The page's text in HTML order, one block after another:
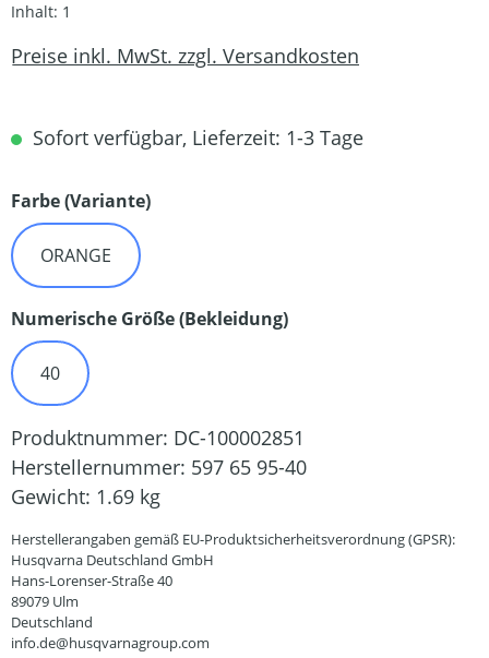
Inhalt: 1
Preise inkl. MwSt. zzgl. Versandkosten
Sofort verfügbar, Lieferzeit: 1-3 Tage
Farbe (Variante)auswählen
ORANGE
Numerische Größe (Bekleidung)auswählen
40
Produktnummer: DC-100002851
Herstellernummer: 597 65 95-40
Gewicht: 1.69 kg
Herstellerangaben gemäß EU-Produktsicherheitsverordnung (GPSR):
Husqvarna Deutschland GmbH
Hans-Lorenser-Straße 40
89079 Ulm
Deutschland
info.de@husqvarnagroup.com